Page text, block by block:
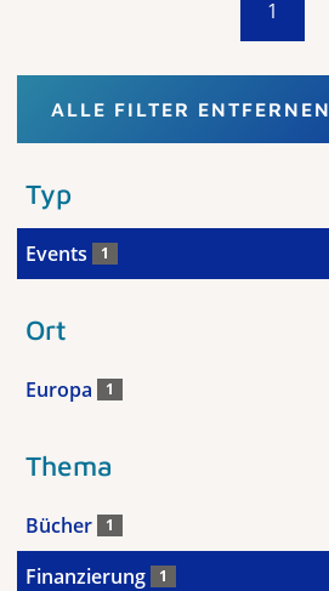
1
ALLE FILTER ENTFERNEN
Typ
Events 1
Ort
Europa 1
Thema
Bücher 1
Finanzierung 1